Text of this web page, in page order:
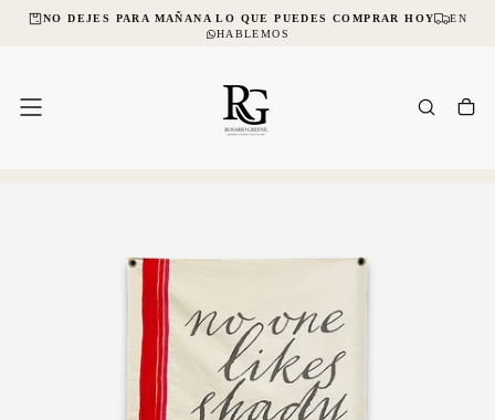
SALTAR
NO DEJES PARA MAÑANA LO QUE PUEDES COMPRAR HOY
HABLEMOS